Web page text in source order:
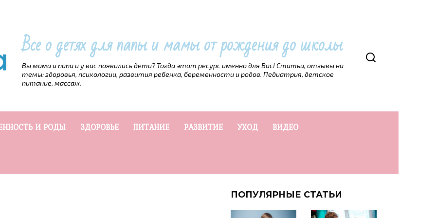
Все о детях для папы и мамы от рождения до школы
Вы мама и папа и у вас появились дети? Тогда этот ресурс именно для Вас! Статьи, отзывы на
темы: здоровья, психологии, развития ребенка, беременности и родов. Педиатрия, детское
питание, массаж.
И РОДЫ ЗДОРОВЬЕ ПИТАНИЕ РАЗВИТИЕ УХОД ВИДЕО
ПОПУЛЯРНЫЕ СТАТЬИ